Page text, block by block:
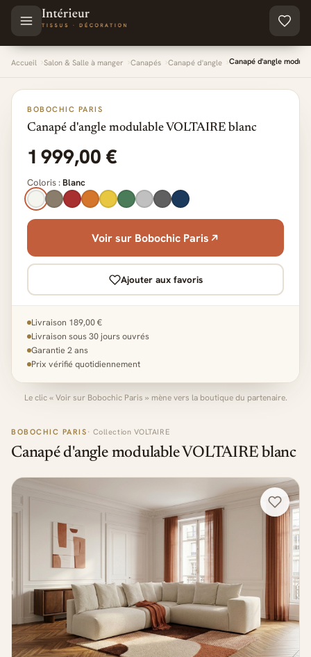
Aller au contenu principal
Accueil Salon & Salle à manger Canapés Canapé d'angle Canapé d'angle
BOBOCHIC PARIS · Collection VOLTAIRE
Canapé d'angle modulable VOLTAIRE blanc
BOBOCHIC PARIS
Canapé d'angle modulable VOLTAIRE blanc
1 999,00 €
Coloris : Blanc
Voir sur Bobochic Paris
Ajouter aux favoris
Livraison 189,00 €
Livraison sous 30 jours ouvrés
Garantie 2 ans
Prix vérifié quotidiennement
Le clic « Voir sur Bobochic Paris » mène vers la boutique du partenaire.